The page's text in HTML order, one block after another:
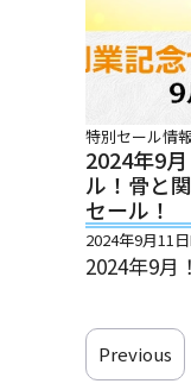
特別セール情
2024年9
ル！骨と
セール！
2024年9月11日
2024年9月
Previous